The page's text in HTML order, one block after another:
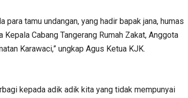
tamu undangan, yang hadir bapak jana, humas
Cabang Tangerang Rumah Zakat, Anggota
Karawaci,” ungkap Agus Ketua KJK.
kepada adik adik kita yang tidak mempunyai